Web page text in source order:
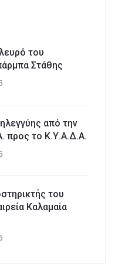
του
Στάθης
από την
προς το Κ.Υ.Α.Δ.Α.
του
Καλαμαία